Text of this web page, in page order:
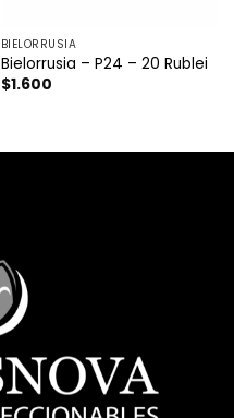
BIELORRUSIA
Bielorrusia – P24 – 20 Rublei
$1.600